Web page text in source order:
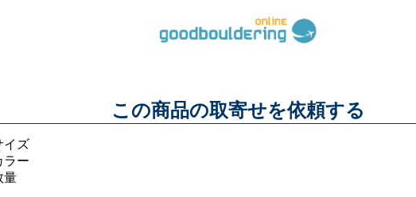
この商品の取寄せを依頼する
イズ
ラー
量